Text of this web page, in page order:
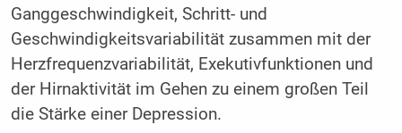
Ganggeschwindigkeit, Schritt- und
Geschwindigkeitsvariabilität zusammen mit der
Herzfrequenzvariabilität, Exekutivfunktionen und
der Hirnaktivität im Gehen zu einem großen Teil
die Stärke einer Depression.